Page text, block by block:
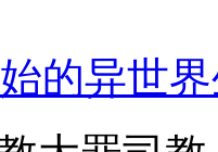
的异世